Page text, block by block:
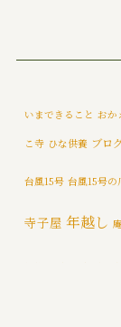
メディア情報
いまできること おか
こ寺 ひな供養 ブロ
台風15号 台風15号の
寺子屋 年越し